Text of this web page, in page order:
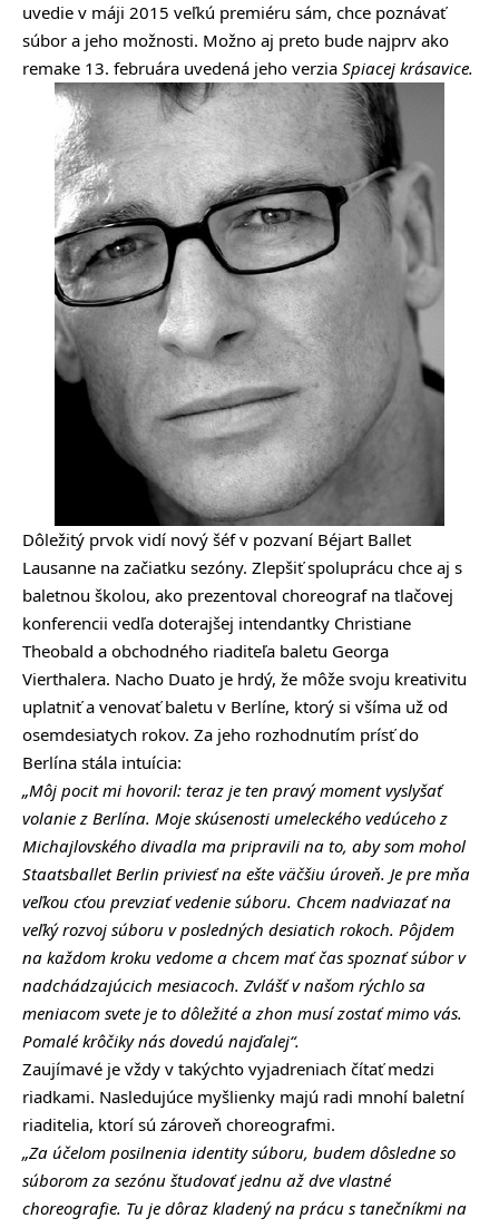
uvedie v máji 2015 veľkú premiéru sám, chce poznávať
súbor a jeho možnosti. Možno aj preto bude najprv ako
remake 13. februára uvedená jeho verzia Spiacej krásavice.
Dôležitý prvok vidí nový šéf v pozvaní Béjart Ballet
Lausanne na začiatku sezóny. Zlepšiť spoluprácu chce aj s
baletnou školou, ako prezentoval choreograf na tlačovej
konferencii vedľa doterajšej intendantky Christiane
Theobald a obchodného riaditeľa baletu Georga
Vierthalera. Nacho Duato je hrdý, že môže svoju kreativitu
uplatniť a venovať baletu v Berlíne, ktorý si všíma už od
osemdesiatych rokov. Za jeho rozhodnutím prísť do
Berlína stála intuícia:
„Môj pocit mi hovoril: teraz je ten pravý moment vyslyšať
volanie z Berlína. Moje skúsenosti umeleckého vedúceho z
Michajlovského divadla ma pripravili na to, aby som mohol
Staatsballet Berlin priviesť na ešte väčšiu úroveň. Je pre mňa
veľkou cťou prevziať vedenie súboru. Chcem nadviazať na
veľký rozvoj súboru v posledných desiatich rokoch. Pôjdem
na každom kroku vedome a chcem mať čas spoznať súbor v
nadchádzajúcich mesiacoch. Zvlášť v našom rýchlo sa
meniacom svete je to dôležité a zhon musí zostať mimo vás.
Pomalé krôčiky nás dovedú najďalej“.
Zaujímavé je vždy v takýchto vyjadreniach čítať medzi
riadkami. Nasledujúce myšlienky majú radi mnohí baletní
riaditelia, ktorí sú zároveň choreografmi.
„Za účelom posilnenia identity súboru, budem dôsledne so
súborom za sezónu študovať jednu až dve vlastné
choreografie. Tu je dôraz kladený na prácu s tanečníkmi na